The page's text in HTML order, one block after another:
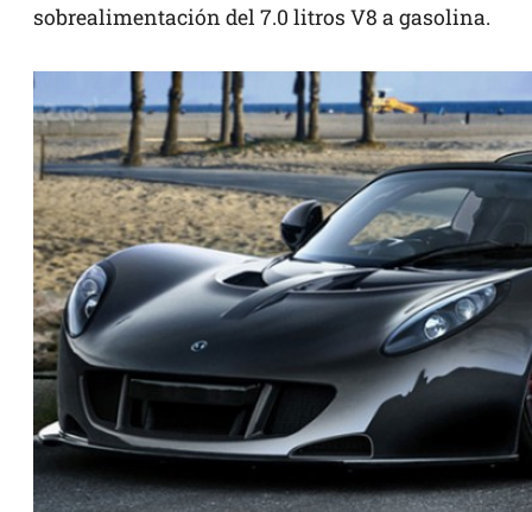
sobrealimentación del 7.0 litros V8 a gasolina.